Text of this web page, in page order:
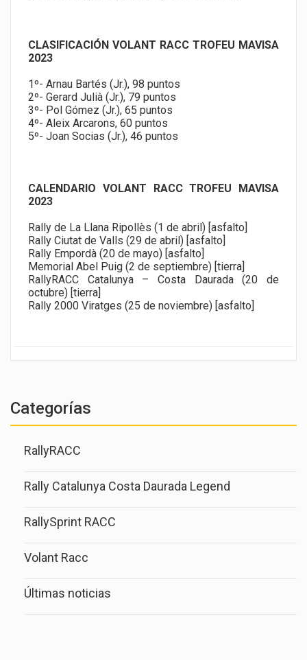
CLASIFICACIÓN VOLANT RACC TROFEU MAVISA
2023
1º- Arnau Bartés (Jr.), 98 puntos
2º- Gerard Julià (Jr.), 79 puntos
3º- Pol Gómez (Jr.), 65 puntos
4º- Aleix Arcarons, 60 puntos
5º- Joan Socias (Jr.), 46 puntos
CALENDARIO VOLANT RACC TROFEU MAVISA
2023
Rally de La Llana Ripollès (1 de abril) [asfalto]
Rally Ciutat de Valls (29 de abril) [asfalto]
Rally Empordà (20 de mayo) [asfalto]
Memorial Abel Puig (2 de septiembre) [tierra]
RallyRACC Catalunya – Costa Daurada (20 de
octubre) [tierra]
Rally 2000 Viratges (25 de noviembre) [asfalto]
Categorías
RallyRACC
Rally Catalunya Costa Daurada Legend
RallySprint RACC
Volant Racc
Últimas noticias